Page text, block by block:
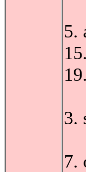
5.
3.
7.